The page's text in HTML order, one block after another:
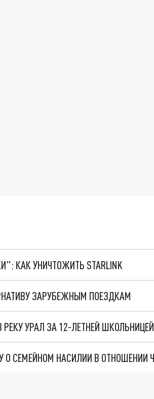
КАК УНИЧТОЖИТЬ STARLINK
ЗАРУБЕЖНЫМ ПОЕЗДКАМ
УРАЛ ЗА 12-ЛЕТНЕЙ ШКОЛЬНИЦЕЙ